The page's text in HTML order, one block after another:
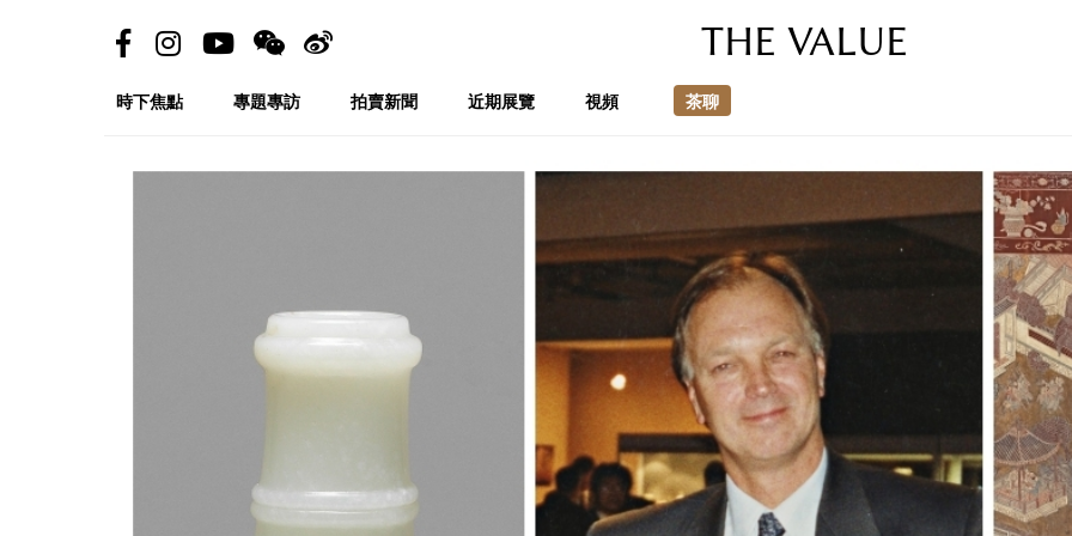
THE VALUE
時下焦點 專題專訪 拍賣新聞 近期展覽 視頻 茶聊